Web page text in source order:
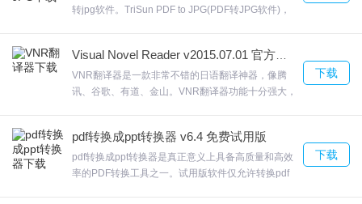
右边显示翻译结果)。
金山快译2007更新日志
优化了首页页面
使用起来更流畅
转jpg软件。TriSun PDF to JPG(PDF转JPG软件)，
新版用于将PDF文件成批转换为JPG、BMP、GIF、
PNG、TIF、PCX和TGA图像。欢迎来合众软件园下
载体验。
VNR翻译器是一款非常不错的日语翻译神器，像腾
讯、谷歌、有道、金山。VNR翻译器功能十分强大，
html，欢迎来合众软件园下载体验。
下载
pdf转换成ppt转换器 v6.4 免费试用版
pdf转换成ppt转换器是真正意义上具备高质量和高效
率的PDF转换工具之一。试用版软件仅允许转换pdf
下载